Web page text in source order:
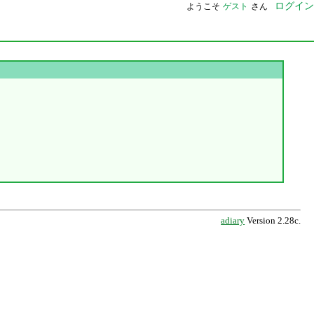
ようこそ ゲスト さん ログイン
adiary Version 2.28c.